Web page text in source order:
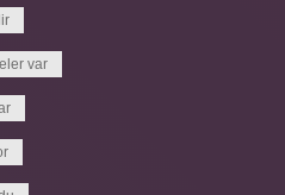
var